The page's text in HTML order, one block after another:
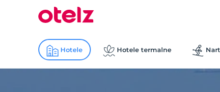
Hotele Hotele termalne